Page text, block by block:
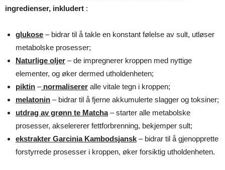
ingredienser, inkludert :
glukose – bidrar til å takle en konstant følelse av sult, utløser
metabolske prosesser;
Naturlige oljer – de impregnerer kroppen med nyttige
elementer, og øker dermed utholdenheten;
piktin –normaliserer alle vitale tegn i kroppen;
melatonin – bidrar til å fjerne akkumulerte slagger og toksiner;
utdrag av grønn te Matcha– starter alle metabolske
prosesser, akselererer fettforbrenning, bekjemper sult;
ekstrakter Garcinia Kambodsjansk – bidrar til å gjenopprette
forstyrrede prosesser i kroppen, øker forsiktig utholdenheten.